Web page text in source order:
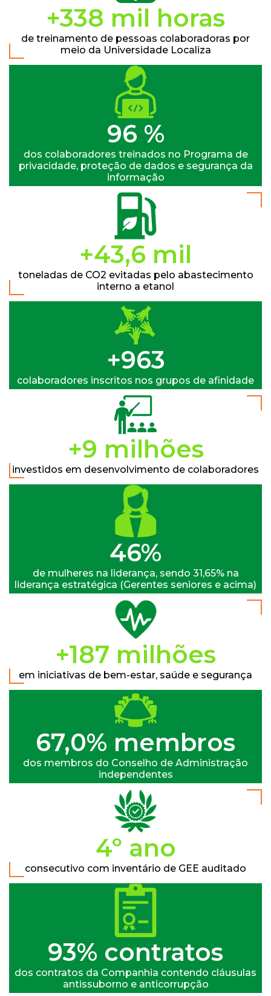
+345 mil horas
de treinamento de pessoas colaboradoras por
meio da Universidade Localiza
100 %
dos colaboradores treinados no Programa de
privacidade, proteção de dados e segurança da
informação
+45,3 mil
toneladas de CO2 evitadas pelo abastecimento
interno a etanol
+1000
colaboradores inscritos nos grupos de afinidade
+10 milhões
investidos em desenvolvimento de colaboradores
48%
de mulheres na liderança, sendo 31,65% na
liderança estratégica (Gerentes seniores e acima)
+200 milhões
em iniciativas de bem-estar, saúde e segurança
71,4% membros
dos membros do Conselho de Administração
independentes
5º ano
consecutivo com inventário de GEE auditado
100% contratos
dos contratos da Companhia contendo cláusulas
antissuborno e anticorrupção